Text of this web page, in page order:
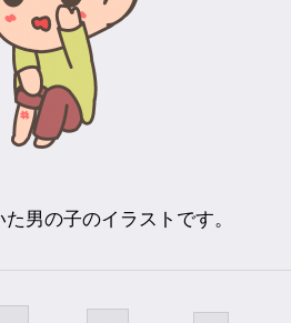
男の子のイラストです。